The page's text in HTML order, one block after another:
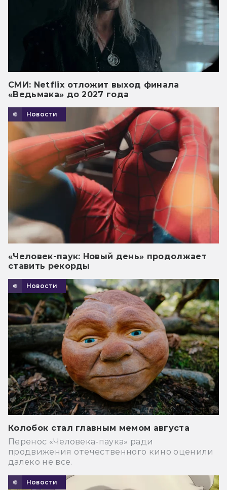
СМИ: Netflix отложит выход финала
«Ведьмака» до 2027 года
Новости
«Человек-паук: Новый день» продолжает
ставить рекорды
Новости
Колобок стал главным мемом августа
Перенос «Человека-паука» ради
продвижения отечественного кино оценили
далеко не все.
Новости